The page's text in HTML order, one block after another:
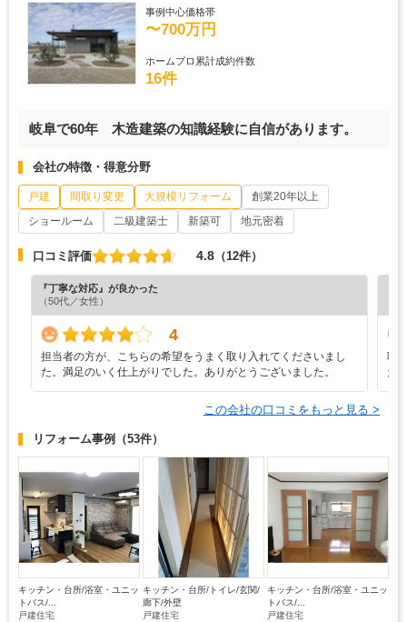
事例中心価格帯
〜700万円
ホームプロ累計成約件数
16件
岐阜で60年 木造建築の知識経験に自信があります。
会社の特徴・得意分野
戸建 間取り変更 大規模リフォーム
創業20年以上
ショールーム
二級建築士 新築可 地元密着
口コミ評価 4.8 （12件）
『丁寧な対応』が良かった
（50代／女性）
4
担当者の方が、こちらの希望をうまく取り入れてくださいまし
た。満足のいく仕上がりでした。ありがとうございました。
職
た
この会社の口コミをもっと見る >
リフォーム事例 （53件）
キッチン・台所/浴室・ユニッ
トバス/...
戸建住宅
キッチン・台所/トイレ/玄関/
廊下/外壁
戸建住宅
キッチン・台所/浴室・ユニッ
トバス/...
戸建住宅